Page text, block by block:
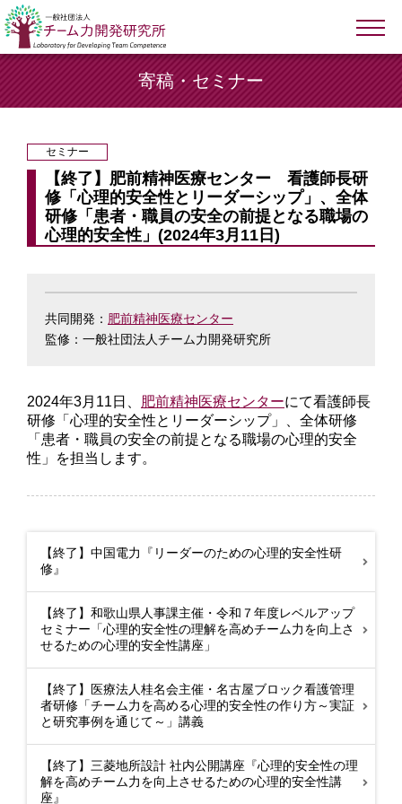
寄稿・セミナー
セミナー
【終了】肥前精神医療センター 看護師長研
修「心理的安全性とリーダーシップ」、全体
研修「患者・職員の安全の前提となる職場の
心理的安全性」(2024年3月11日)
共同開発： 肥前精神医療センター
監修：一般社団法人チーム力開発研究所
2024年3月11日、 肥前精神医療センターにて看護師長
研修「心理的安全性とリーダーシップ」、全体研修
「患者・職員の安全の前提となる職場の心理的安全
性」を担当します。
【終了】中国電力『リーダーのための心理的安全性研
修』
【終了】和歌山県人事課主催・令和７年度レベルアップ
セミナー「心理的安全性の理解を高めチーム力を向上さ
せるための心理的安全性講座」
【終了】医療法人桂名会主催・名古屋ブロック看護管理
者研修「チーム力を高める心理的安全性の作り方～実証
と研究事例を通じて～」講義
【終了】三菱地所設計 社内公開講座『心理的安全性の理
解を高めチーム力を向上させるための心理的安全性講
座』